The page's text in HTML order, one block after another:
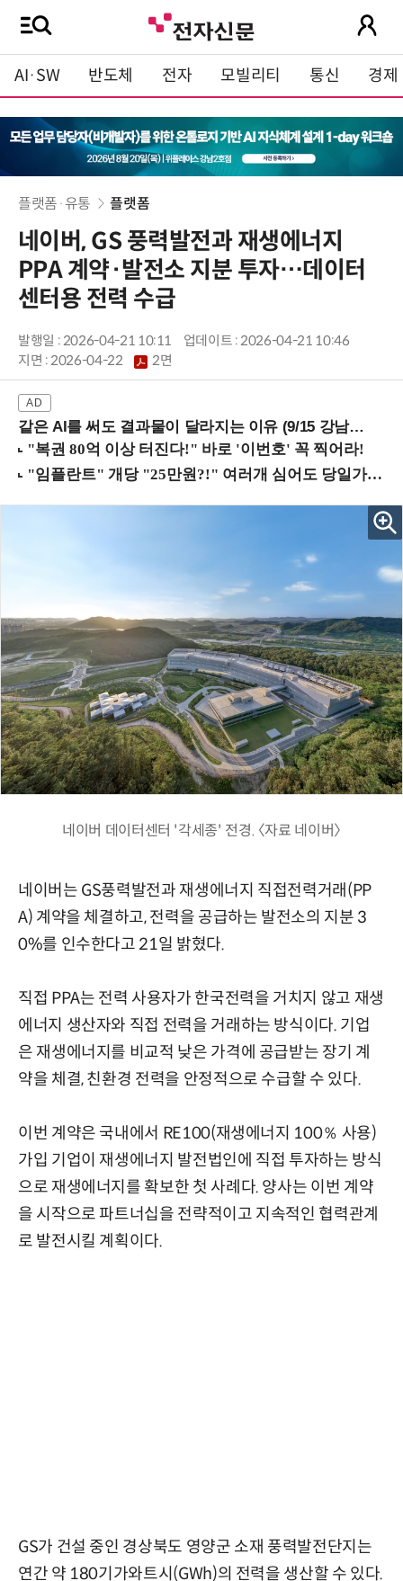
AI·SW 반도체 전자 모빌리티 통신 경제
플랫폼·유통 플랫폼
네이버, GS 풍력발전과 재생에너지
PPA 계약·발전소 지분 투자…데이터
센터용 전력 수급
발행일 : 2026-04-21 10:11
업데이트 : 2026-04-21 10:46
지면 :2026-04-22 2면
같은 AI를 써도 결과물이 달라지는 이유 (9/15 강남역)
네이버 데이터센터 '각세종' 전경. 〈자료 네이버〉
네이버는 GS풍력발전과 재생에너지 직접전력거래(PP
A) 계약을 체결하고, 전력을 공급하는 발전소의 지분 3
0%를 인수한다고 21일 밝혔다.
직접 PPA는 전력 사용자가 한국전력을 거치지 않고 재생
에너지 생산자와 직접 전력을 거래하는 방식이다. 기업
은 재생에너지를 비교적 낮은 가격에 공급받는 장기 계
약을 체결, 친환경 전력을 안정적으로 수급할 수 있다.
이번 계약은 국내에서 RE100(재생에너지 100％ 사용)
가입 기업이 재생에너지 발전법인에 직접 투자하는 방식
으로 재생에너지를 확보한 첫 사례다. 양사는 이번 계약
을 시작으로 파트너십을 전략적이고 지속적인 협력관계
로 발전시킬 계획이다.
GS가 건설 중인 경상북도 영양군 소재 풍력발전단지는
연간 약 180기가와트시(GWh)의 전력을 생산할 수 있다.